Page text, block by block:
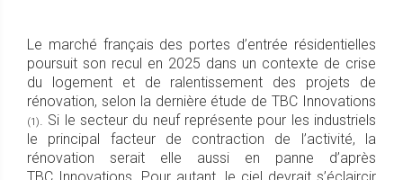
Le marché français des portes d’entrée résidentielles
poursuit son recul en 2025 dans un contexte de crise
du logement et de ralentissement des projets de
rénovation, selon la dernière étude de TBC Innovations
(1). Si le secteur du neuf représente pour les industriels
le principal facteur de contraction de l’activité, la
rénovation serait elle aussi en panne d’après